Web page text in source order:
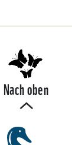
Nach oben